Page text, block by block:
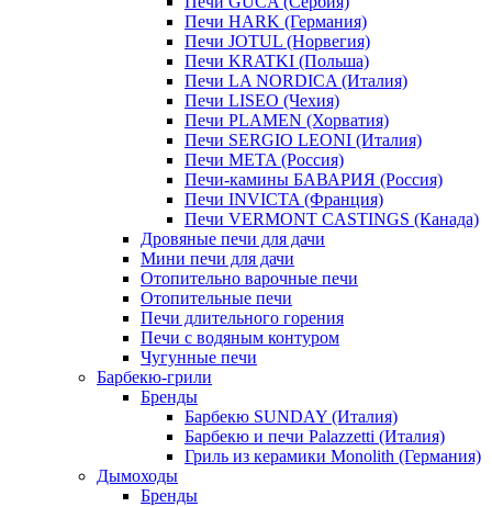
Печи HARK (Германия)
Печи JOTUL (Норвегия)
Печи KRATKI (Польша)
Печи LA NORDICA (Италия)
Печи LISEO (Чехия)
Печи PLAMEN (Хорватия)
Печи SERGIO LEONI (Италия)
Печи META (Россия)
Печи-камины БАВАРИЯ (Россия)
Печи INVICTA (Франция)
Печи VERMONT CASTINGS (Канада)
Дровяные печи для дачи
Мини печи для дачи
Отопительно варочные печи
Отопительные печи
Печи длительного горения
Печи с водяным контуром
Чугунные печи
Барбекю-грили
Бренды
Барбекю SUNDAY (Италия)
Барбекю и печи Palazzetti (Италия)
Гриль из керамики Monolith (Германия)
Дымоходы
Бренды